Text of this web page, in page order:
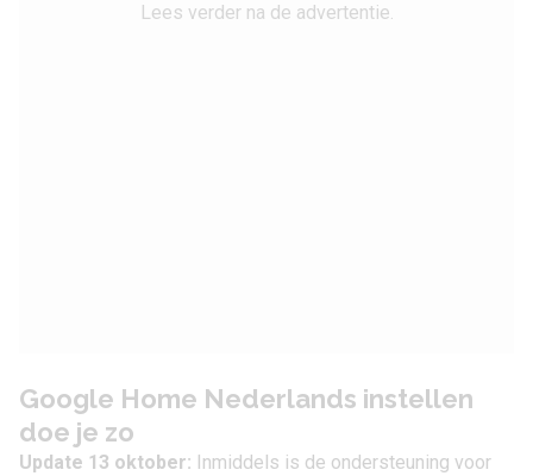
Lees verder na de advertentie.
Google Home Nederlands instellen
doe je zo
Update 13 oktober: Inmiddels is de ondersteuning voor